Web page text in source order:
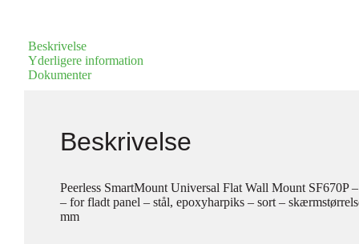
Beskrivelse
Yderligere information
Dokumenter
Beskrivelse
Peerless SmartMount Universal Flat Wall Mount SF670P
– for fladt panel – stål, epoxyharpiks – sort –
mm